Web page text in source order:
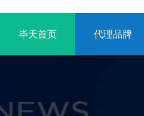
毕天首页 代理品牌